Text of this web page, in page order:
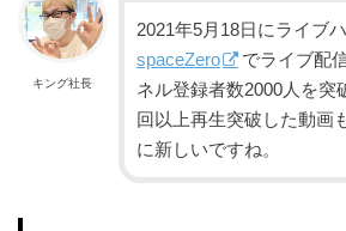
キング社長
2021年5月18日にライブ
spaceZero
でライブ配
ネル登録者数2000人を突
回以上再生突破した動画
に新しいですね。